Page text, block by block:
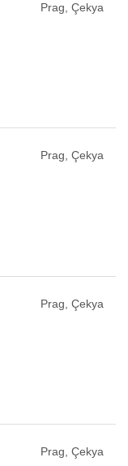
Prag, Çekya
Prag, Çekya
Prag, Çekya
Prag, Çekya